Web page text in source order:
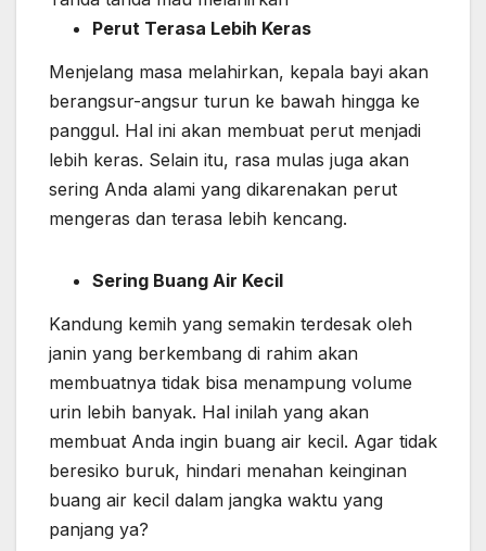
Perut Terasa Lebih Keras
Menjelang masa melahirkan, kepala bayi akan
berangsur-angsur turun ke bawah hingga ke
panggul. Hal ini akan membuat perut menjadi
lebih keras. Selain itu, rasa mulas juga akan
sering Anda alami yang dikarenakan perut
mengeras dan terasa lebih kencang.
Sering Buang Air Kecil
Kandung kemih yang semakin terdesak oleh
janin yang berkembang di rahim akan
membuatnya tidak bisa menampung volume
urin lebih banyak. Hal inilah yang akan
membuat Anda ingin buang air kecil. Agar tidak
beresiko buruk, hindari menahan keinginan
buang air kecil dalam jangka waktu yang
panjang ya?